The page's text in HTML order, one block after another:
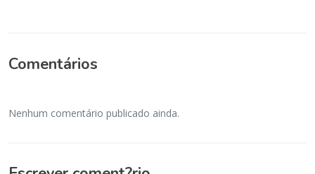
Comentários
Nenhum comentário publicado ainda.